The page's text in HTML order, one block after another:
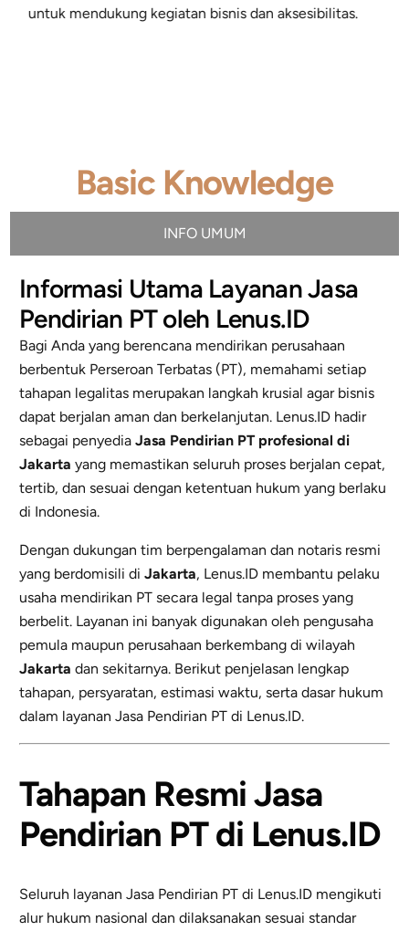
untuk mendukung kegiatan bisnis dan aksesibilitas.
Basic Knowledge
INFO UMUM
Informasi Utama Layanan Jasa
Pendirian PT oleh Lenus.ID
Bagi Anda yang berencana mendirikan perusahaan
berbentuk Perseroan Terbatas (PT), memahami setiap
tahapan legalitas merupakan langkah krusial agar bisnis
dapat berjalan aman dan berkelanjutan. Lenus.ID hadir
sebagai penyediaJasa Pendirian PT profesional di
Jakarta yang memastikan seluruh proses berjalan cepat,
tertib, dan sesuai dengan ketentuan hukum yang berlaku
di Indonesia.
Dengan dukungan tim berpengalaman dan notaris resmi
yang berdomisili diJakarta, Lenus.ID membantu pelaku
usaha mendirikan PT secara legal tanpa proses yang
berbelit. Layanan ini banyak digunakan oleh pengusaha
pemula maupun perusahaan berkembang di wilayah
Jakarta dan sekitarnya. Berikut penjelasan lengkap
tahapan, persyaratan, estimasi waktu, serta dasar hukum
dalam layanan Jasa Pendirian PT di Lenus.ID.
Tahapan Resmi Jasa
Pendirian PT di Lenus.ID
Seluruh layanan Jasa Pendirian PT di Lenus.ID mengikuti
alur hukum nasional dan dilaksanakan sesuai standar